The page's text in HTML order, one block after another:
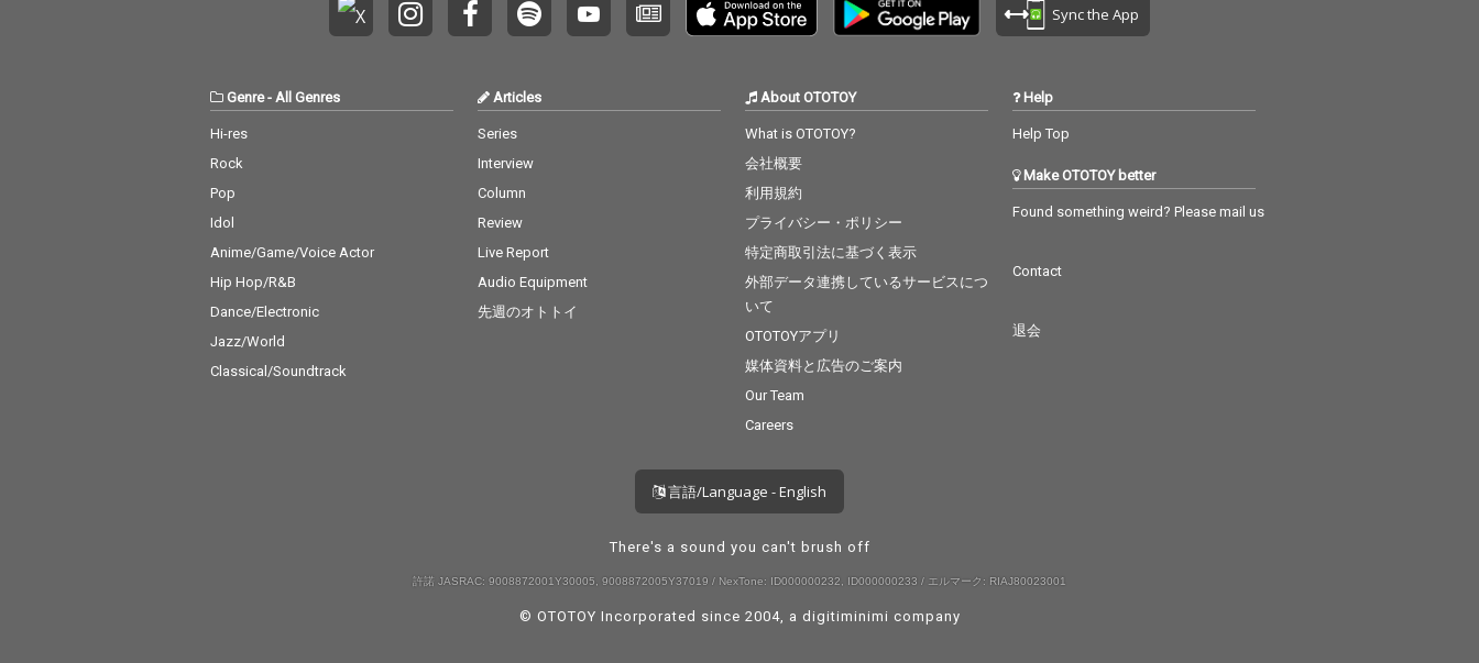
Sync the App
Genre- All Genres
Hi-res
Rock
Pop
Idol
Anime/Game/Voice Actor
Hip Hop/R&B
Dance/Electronic
Jazz/World
Classical/Soundtrack
Articles
Series
Interview
Column
Review
Live Report
Audio Equipment
先週のオトトイ
About OTOTOY
What is OTOTOY?
会社概要
利用規約
プライバシー・ポリシー
特定商取引法に基づく表示
外部データ連携しているサービスにつ
いて
OTOTOYアプリ
媒体資料と広告のご案内
Our Team
Careers
Help
Help Top
Make OTOTOY better
Found something weird? Please mail us
Contact
退会
言語/Language - English
There's a sound you can't brush off
許諾 JASRAC: 9008872001Y30005, 9008872005Y37019 / NexTone: ID000000232, ID000000233 / エルマーク: RIAJ80023001
© OTOTOY Incorporated since 2004, a digitiminimi company